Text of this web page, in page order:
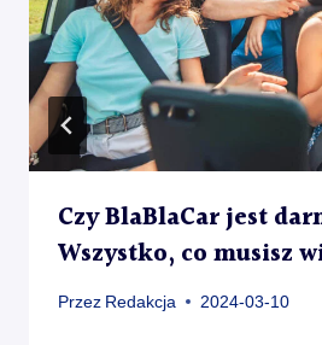
Czy BlaBlaCar jest
Wszystko, co musisz
Przez Redakcja 2024-03-10